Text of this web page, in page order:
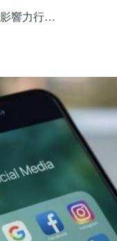
影響力行…